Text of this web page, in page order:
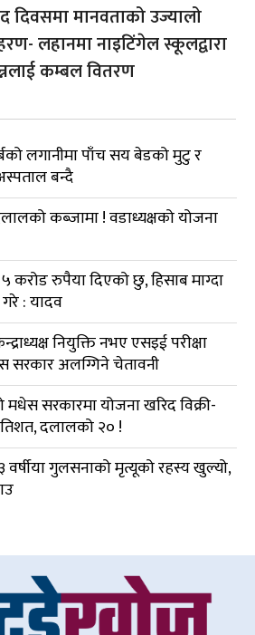
दिवसमा मानवताको उज्यालो
लहानमा नाइटिंगेल स्कूलद्वारा
कम्बल वितरण
लगानीमा पाँच सय बेडको मुटु र
बन्दै
कब्जामा ! वडाध्यक्षको योजना
करोड रुपैया दिएको छु, हिसाब माग्दा
: यादव
नियुक्ति नभए एसइई परीक्षा
सरकार अलग्गिने चेतावनी
सरकारमा योजना खरिद विक्री-
दलालको २० !
वर्षीया गुलसनाको मृत्यूको रहस्य खुल्यो,